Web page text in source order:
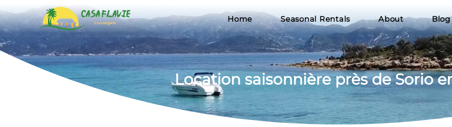
Home Seasonal Rentals About Blog
Location saisonnière près de Sorio